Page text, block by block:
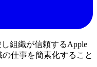
組織が信頼するApple
仕事を簡素化すること